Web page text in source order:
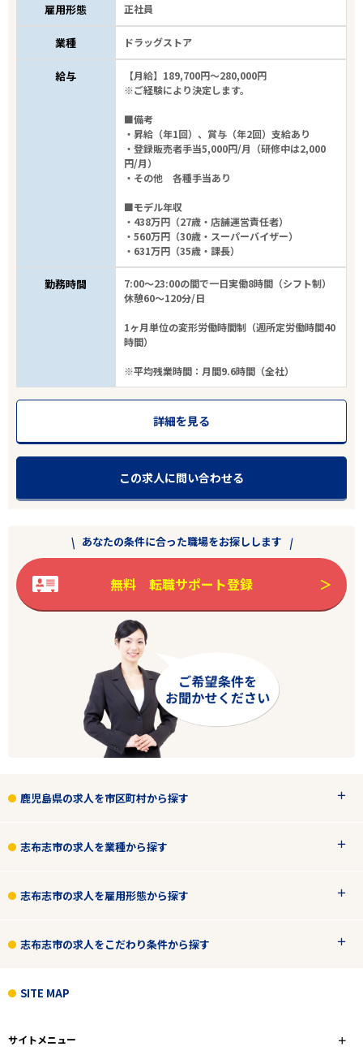
エリアで探す 駅から探す
鹿児島
志布志市
雇用形態
フリーワード
2
雇用形態 正社員
業種 ドラッグストア
給与
【月給】189,700円～280,000円
※ご経験により決定します。
■備考
・昇給（年1回）、賞与（年2回）支給あり
・登録販売者手当5,000円/月（研修中は2,000
円/月）
・その他 各種手当あり
■モデル年収
・438万円（27歳・店舗運営責任者）
・560万円（30歳・スーパーバイザー）
・631万円（35歳・課長）
勤務時間
7:00～23:00の間で一日実働8時間（シフト制）
休憩60～120分/日
1ヶ月単位の変形労働時間制（週所定労働時間40
時間）
※平均残業時間：月間9.6時間（全社）
詳細を見る
この求人に問い合わせる
あなたの条件に合った職場をお探しします
無料 転職サポート登録
鹿児島県の求人を市区町村から探す
志布志市の求人を業種から探す
志布志市の求人を雇用形態から探す
志布志市の求人をこだわり条件から探す
SITE MAP
サイトメニュー